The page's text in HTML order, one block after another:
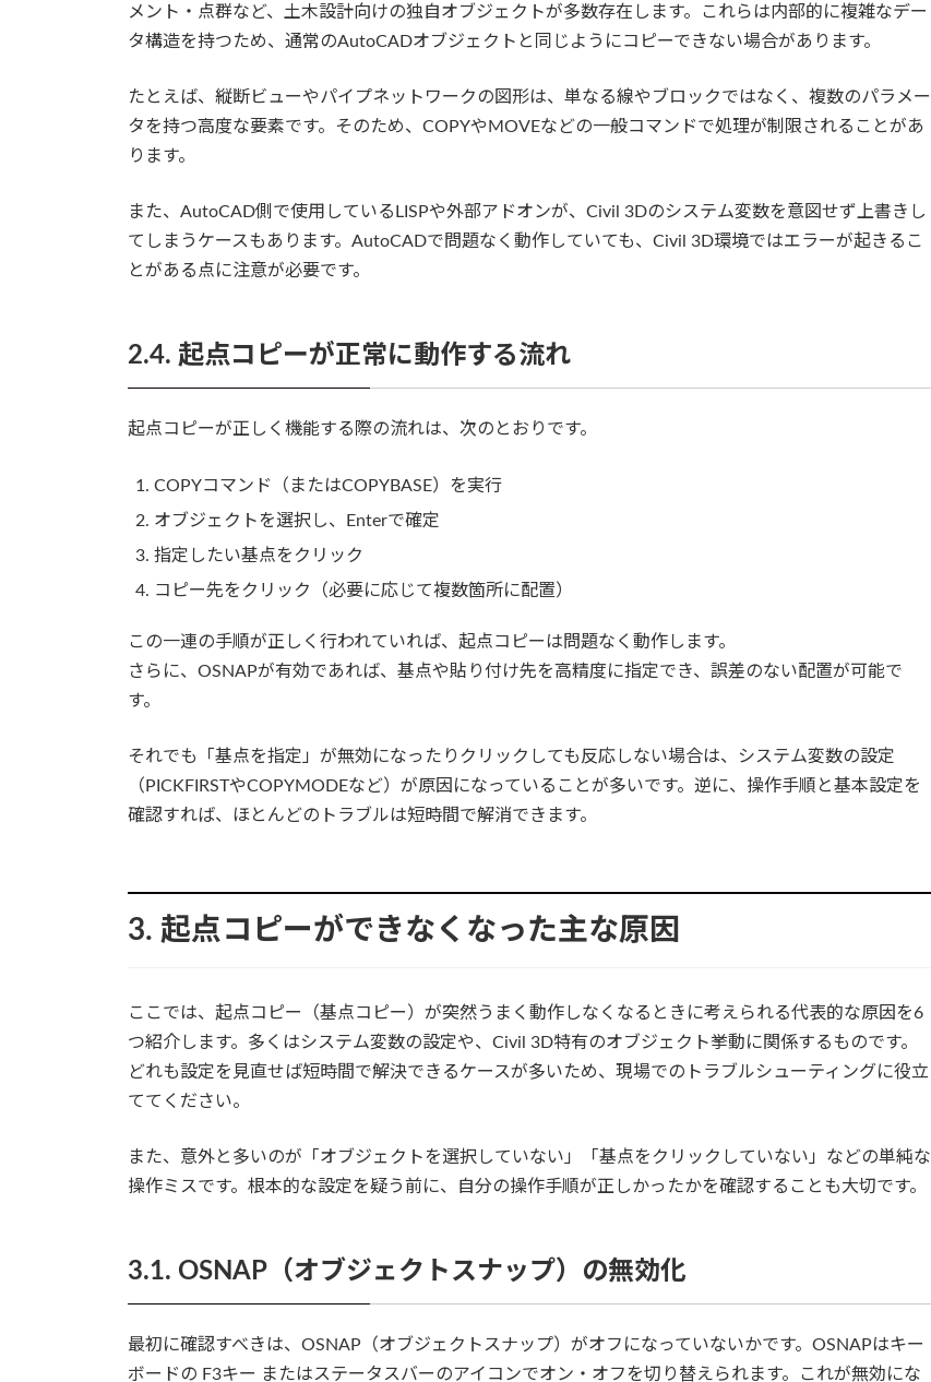
メント・点群など、土木設計向けの独自オブジェクトが多数存在します。これらは内部的に複雑なデー
タ構造を持つため、通常のAutoCADオブジェクトと同じようにコピーできない場合があります。
たとえば、縦断ビューやパイプネットワークの図形は、単なる線やブロックではなく、複数のパラメー
タを持つ高度な要素です。そのため、COPYやMOVEなどの一般コマンドで処理が制限されることがあ
ります。
また、AutoCAD側で使用しているLISPや外部アドオンが、Civil 3Dのシステム変数を意図せず上書きし
てしまうケースもあります。AutoCADで問題なく動作していても、Civil 3D環境ではエラーが起きるこ
とがある点に注意が必要です。
2.4. 起点コピーが正常に動作する流れ
起点コピーが正しく機能する際の流れは、次のとおりです。
COPYコマンド（またはCOPYBASE）を実行
オブジェクトを選択し、Enterで確定
指定したい基点をクリック
コピー先をクリック（必要に応じて複数箇所に配置）
この一連の手順が正しく行われていれば、起点コピーは問題なく動作します。
さらに、OSNAPが有効であれば、基点や貼り付け先を高精度に指定でき、誤差のない配置が可能で
す。
それでも「基点を指定」が無効になったりクリックしても反応しない場合は、システム変数の設定
（PICKFIRSTやCOPYMODEなど）が原因になっていることが多いです。逆に、操作手順と基本設定を
確認すれば、ほとんどのトラブルは短時間で解消できます。
3. 起点コピーができなくなった主な原因
ここでは、起点コピー（基点コピー）が突然うまく動作しなくなるときに考えられる代表的な原因を6
つ紹介します。多くはシステム変数の設定や、Civil 3D特有のオブジェクト挙動に関係するものです。
どれも設定を見直せば短時間で解決できるケースが多いため、現場でのトラブルシューティングに役立
ててください。
また、意外と多いのが「オブジェクトを選択していない」「基点をクリックしていない」などの単純な
操作ミスです。根本的な設定を疑う前に、自分の操作手順が正しかったかを確認することも大切です。
3.1. OSNAP（オブジェクトスナップ）の無効化
最初に確認すべきは、OSNAP（オブジェクトスナップ）がオフになっていないかです。OSNAPはキー
ボードの F3キー またはステータスバーのアイコンでオン・オフを切り替えられます。これが無効にな